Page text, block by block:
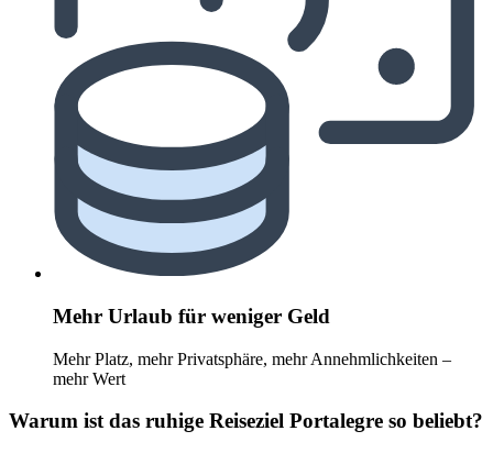
Mehr Urlaub für weniger Geld
Mehr Platz, mehr Privatsphäre, mehr Annehmlichkeiten –
mehr Wert
Warum ist das ruhige Reiseziel Portalegre so beliebt?